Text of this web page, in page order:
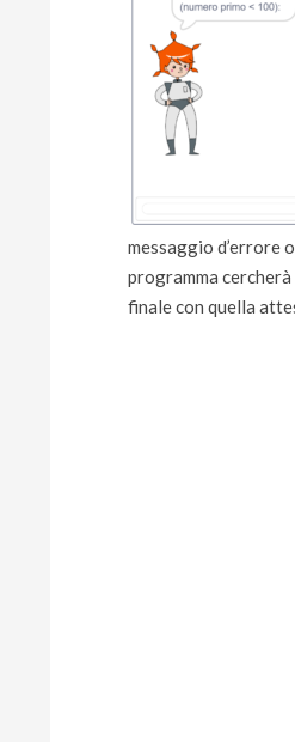
messaggio d’errore
programma
finale con quella